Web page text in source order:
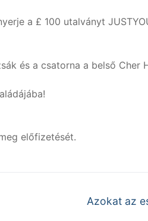
a £ 100 utalványt
és a csatorna a belső Cher
előfizetését.
Next
Azokat az